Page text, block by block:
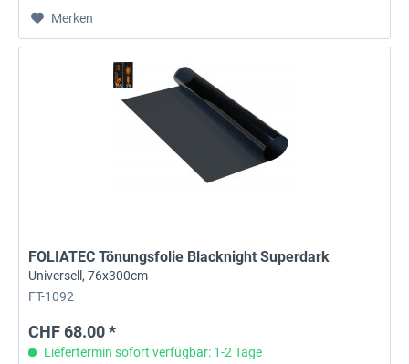
Merken
FOLIATEC Tönungsfolie Blacknight Superdark
Universell, 76x300cm
FT-1092
CHF 68.00 *
Liefertermin sofort verfügbar: 1-2 Tage